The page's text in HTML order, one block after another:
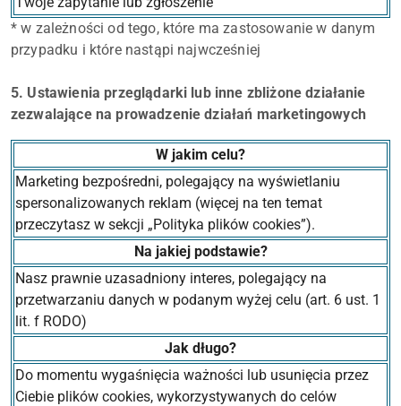
* w zależności od tego, które ma zastosowanie w danym
przypadku i które nastąpi najwcześniej
5. Ustawienia przeglądarki lub inne zbliżone działanie
zezwalające na prowadzenie działań marketingowych
W jakim celu?
Marketing bezpośredni, polegający na wyświetlaniu
spersonalizowanych reklam (więcej na ten temat
przeczytasz w sekcji „Polityka plików cookies”).
Na jakiej podstawie?
Nasz prawnie uzasadniony interes, polegający na
przetwarzaniu danych w podanym wyżej celu (art. 6 ust. 1
lit. f RODO)
Jak długo?
Do momentu wygaśnięcia ważności lub usunięcia przez
Ciebie plików cookies, wykorzystywanych do celów